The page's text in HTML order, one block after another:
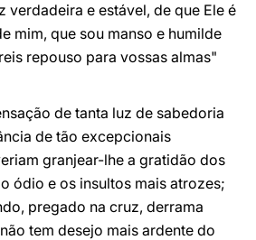
verdadeira e estável, de que Ele é
mim, que sou manso e humilde
repouso para vossas almas"
de tanta luz de sabedoria
de tão excepcionais
granjear-lhe a gratidão dos
ódio e os insultos mais atrozes;
pregado na cruz, derrama
tem desejo mais ardente do